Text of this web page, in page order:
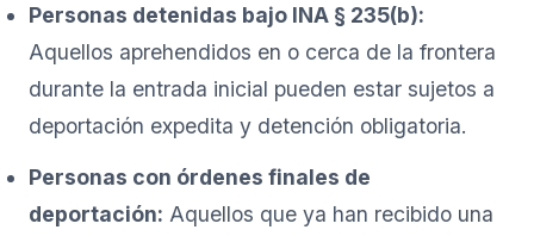
Personas detenidas bajo INA § 235(b):
Aquellos aprehendidos en o cerca de la frontera
durante la entrada inicial pueden estar sujetos a
deportación expedita y detención obligatoria.
Personas con órdenes finales de
deportación: Aquellos que ya han recibido una